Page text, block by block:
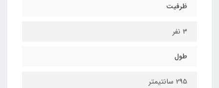
ظرفیت
3 نفر
طول
295 سانتیمتر